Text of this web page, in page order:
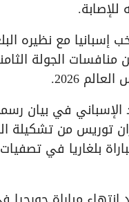
إسبانيا مع نظيره
منافسات الجولة
2026.
الإسباني في بيان
توريس من تشكيلة
بلغاريا في